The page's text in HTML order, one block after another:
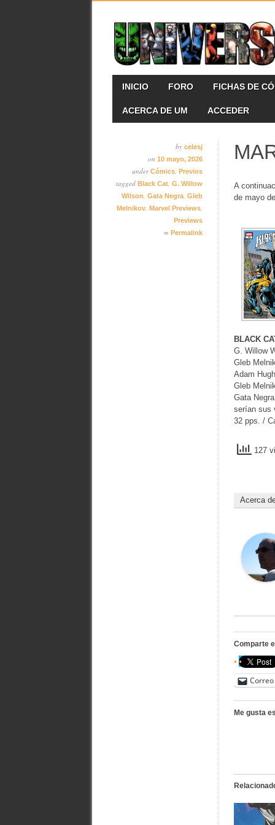
MAIN MENU
INICIO FORO FICHAS DE
ACERCA DE UM ACCEDER
by celesj
on 10 mayo, 2026
underCómics Previos
tagged Black Cat G. Willow
Wilson Gata Negra Gleb
Melnikov Marvel Previews
Previews
∞ Permalink
A
de mayo
BLACK
G. Willow
Gleb
Adam
Gleb
Gata
serían sus
32 pps. /
127
Acerca
Comparte
Me gusta